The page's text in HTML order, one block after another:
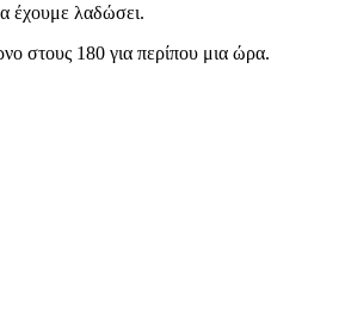
έχουμε λαδώσει.
στους 180 για περίπου μια ώρα.